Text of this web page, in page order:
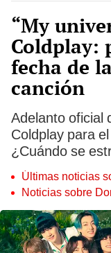
“My
Coldplay:
fecha de
canción
Adelanto oficial
Coldplay para
¿Cuándo se
Últimas noticias
Noticias sobre